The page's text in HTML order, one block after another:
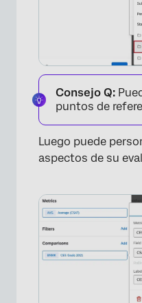
Consejo Q:
puntos de
Luego puede
aspectos de su